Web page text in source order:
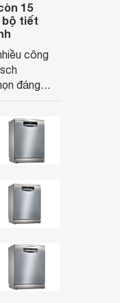
15
bộ tiết
công
đáng